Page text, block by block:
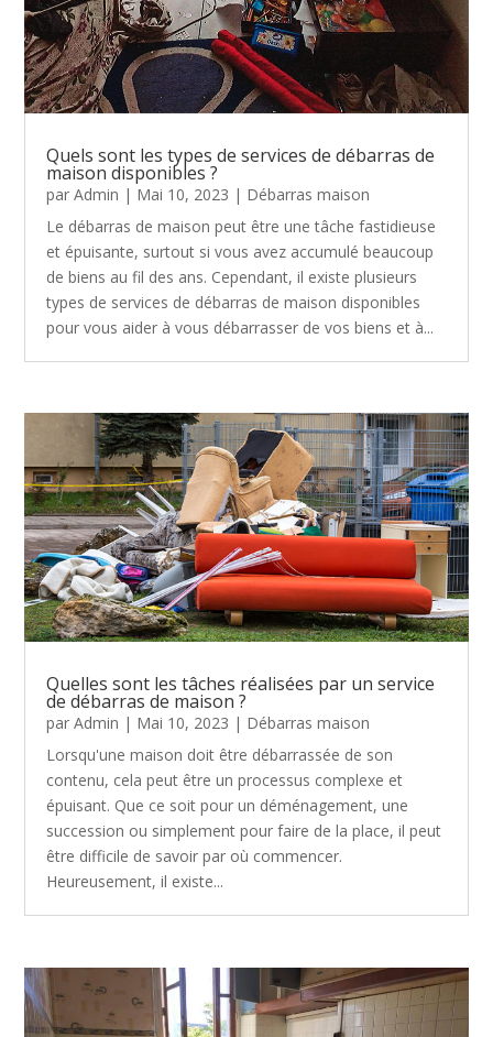
Quels sont les types de services de débarras de
maison disponibles ?
parAdmin | Mai 10, 2023 | Débarras maison
Le débarras de maison peut être une tâche fastidieuse
et épuisante, surtout si vous avez accumulé beaucoup
de biens au fil des ans. Cependant, il existe plusieurs
types de services de débarras de maison disponibles
pour vous aider à vous débarrasser de vos biens et à...
Quelles sont les tâches réalisées par un service
de débarras de maison ?
parAdmin | Mai 10, 2023 | Débarras maison
Lorsqu'une maison doit être débarrassée de son
contenu, cela peut être un processus complexe et
épuisant. Que ce soit pour un déménagement, une
succession ou simplement pour faire de la place, il peut
être difficile de savoir par où commencer.
Heureusement, il existe...